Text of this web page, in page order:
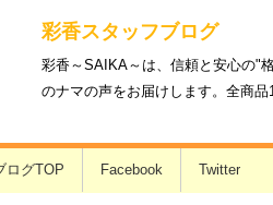
彩香スタッフブログ
彩香～SAIKA～は、信頼と安心の"
のナマの声をお届けします。全商
ログTOP Facebook Twitter